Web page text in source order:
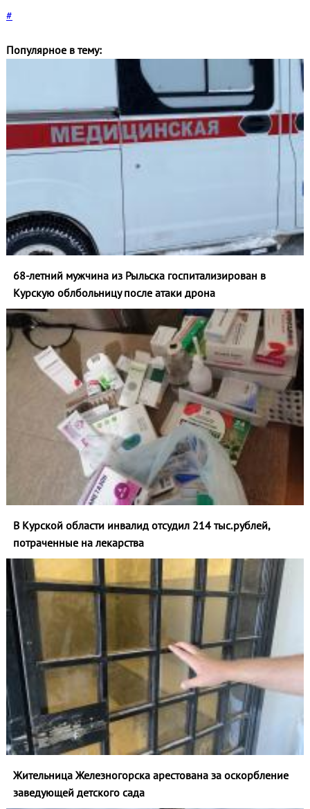
#
Популярное в тему:
68-летний мужчина из Рыльска госпитализирован в
Курскую облбольницу после атаки дрона
В Курской области инвалид отсудил 214 тыс.рублей,
потраченные на лекарства
Жительница Железногорска арестована за оскорбление
заведующей детского сада